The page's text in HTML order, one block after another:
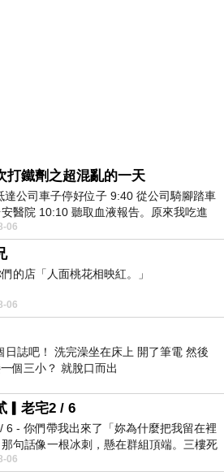
打鐵劑之超混亂的一天
達公司車子停好位子 9:40 從公司騎腳踏車
醫院 10:10 聽取血液報告。原來我吃進
彌可保並非沒有吸收而是超
06
的店「人面桃花相映紅。」
06
日誌吧！ 洗完澡坐在床上 開了筆電 然後
個三小？ 就脫口而出
▎老宅2 / 6
6 - 你們帶我出來了「妳為什麼把我留在裡
句話像一根冰刺，懸在群組頂端。三樓死
片裡的人。那個人確實站在
06